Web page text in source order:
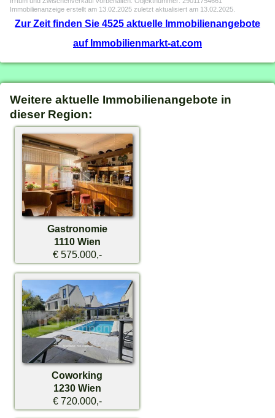
Immobilienanzeige erstellt am 13.02.2025 zuletzt aktualisiert am 13.02.2025.
Zur Zeit finden Sie 4525 aktuelle Immobilienangebote
auf Immobilienmarkt-at.com
Weitere aktuelle Immobilienangebote in
dieser Region:
Gastronomie
1110 Wien
€ 575.000,-
Coworking
1230 Wien
€ 720.000,-